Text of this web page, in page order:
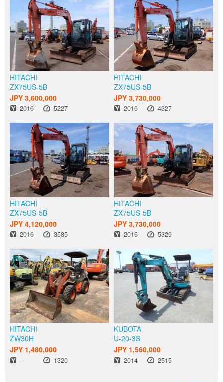
HITACHI
ZX75US-5B
JPY 3,600,000
出厂年份
2016 小时
5227
HITACHI
ZX75US-5B
JPY 3,730,000
出厂年份
2016 小时
4327
HITACHI
ZX75US-5B
JPY 4,120,000
出厂年份
2016 小时
3585
HITACHI
ZX75US-5B
JPY 3,730,000
出厂年份
2016 小时
5329
HITACHI
ZW30H
JPY 1,480,000
出厂年份
- 小时
1320
KUBOTA
U-20-3S
JPY 1,560,000
出厂年份
2014 小时
2515